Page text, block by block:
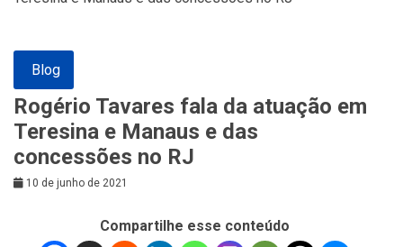
Blog
Rogério Tavares fala da atuação em
Teresina e Manaus e das
concessões no RJ
10 de junho de 2021
Compartilhe esse conteúdo